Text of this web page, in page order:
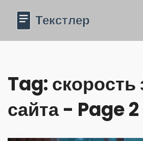
Tag: скорость
сайта - Page 2